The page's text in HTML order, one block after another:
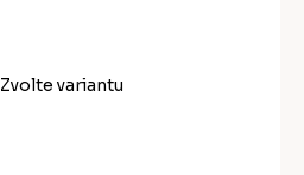
Zvolte variantu